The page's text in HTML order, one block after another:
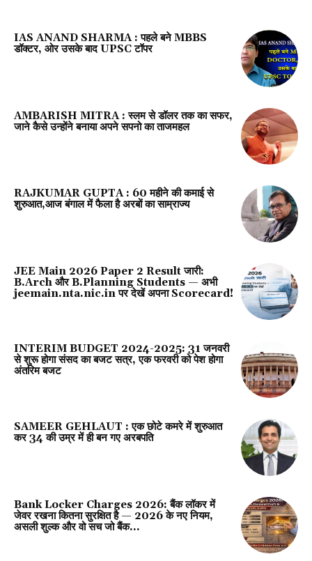
IAS ANAND SHARMA : पहले बने MBBS
डॉक्टर, ओर उसके बाद UPSC टॉपर
AMBARISH MITRA : स्लम से डॉलर तक का सफर,
जाने कैसे उन्होंने बनाया अपने सपनो का ताजमहल
RAJKUMAR GUPTA : ₹60 महीने की कमाई से
शुरुआत,आज बंगाल में फैला है अरबों का साम्राज्य
JEE Main 2026 Paper 2 Result जारी:
B.Arch और B.Planning Students — अभी
jeemain.nta.nic.in पर देखें अपना Scorecard!
INTERIM BUDGET 2024-2025: 31 जनवरी
से शुरू होगा संसद का बजट सत्र, एक फरवरी को पेश होगा
अंतरिम बजट
SAMEER GEHLAUT : एक छोटे कमरे में शुरुआत
कर 34 की उम्र में ही बन गए अरबपति
Bank Locker Charges 2026: बैंक लॉकर में
जेवर रखना कितना सुरक्षित है — 2026 के नए नियम,
असली शुल्क और वो सच जो बैंक...